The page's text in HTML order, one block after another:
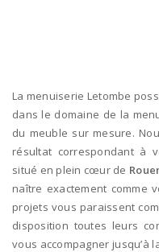
La menuiserie Letombe
dans le domaine de la
du meuble sur mesure.
résultat correspondant à
situé en plein cœur de
naître exactement comme
projets vous paraissent
disposition toutes leurs
vous accompagner jusqu’à